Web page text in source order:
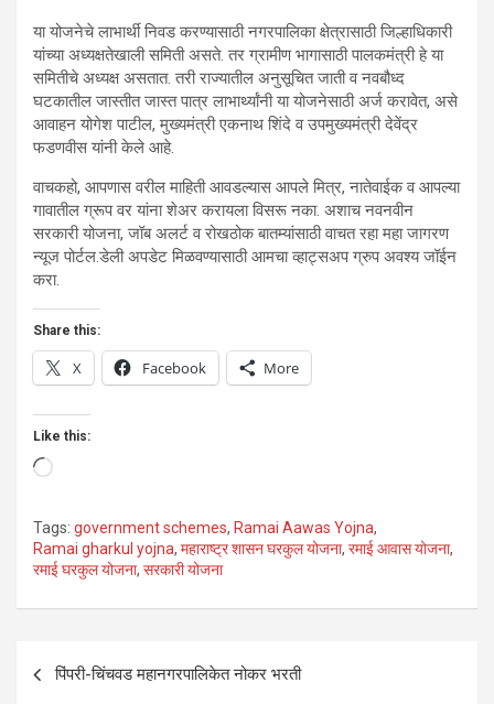
या योजनेचे लाभार्थी निवड करण्यासाठी नगरपालिका क्षेत्रासाठी जिल्हाधिकारी
यांच्या अध्यक्षतेखाली समिती असते. तर ग्रामीण भागासाठी पालकमंत्री हे या
समितीचे अध्यक्ष असतात. तरी राज्यातील अनुसूचित जाती व नवबौध्द
घटकातील जास्तीत जास्त पात्र लाभार्थ्यांनी या योजनेसाठी अर्ज करावेत, असे
आवाहन योगेश पाटील, मुख्यमंत्री एकनाथ शिंदे व उपमुख्यमंत्री देवेंद्र
फडणवीस यांनी केले आहे.
वाचकहो, आपणास वरील माहिती आवडल्यास आपले मित्र, नातेवाईक व आपल्या
गावातील ग्रूप वर यांना शेअर करायला विसरू नका. अशाच नवनवीन
सरकारी योजना, जॉब अलर्ट व रोखठोक बातम्यांसाठी वाचत रहा महा जागरण
न्यूज पोर्टल.डेली अपडेट मिळवण्यासाठी आमचा व्हाट्सअप ग्रुप अवश्य जॉईन
करा.
Share this:
X Facebook More
Like this:
Loading…
Tags: government schemes, Ramai Aawas Yojna,
Ramai gharkul yojna, महाराष्ट्र शासन घरकुल योजना, रमाई आवास योजना,
रमाई घरकुल योजना, सरकारी योजना
Post
पिंपरी-चिंचवड महानगरपालिकेत नोकर भरती